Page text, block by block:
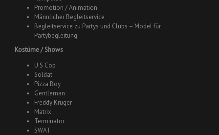
Promotion / Animation
Männlicher Begleitservice
Begleitservice zu Partys und Clubs – Model für
Partybegleitung
Kostüme / Shows
U.S Cop
Soldat
Pizza Boy
Gentleman
Freddy Krüger
Matrix
Terminator
SWAT